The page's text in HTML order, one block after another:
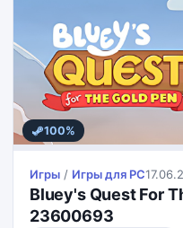
100%
Игры / Игры для PС
Bluey's Quest For
23600693